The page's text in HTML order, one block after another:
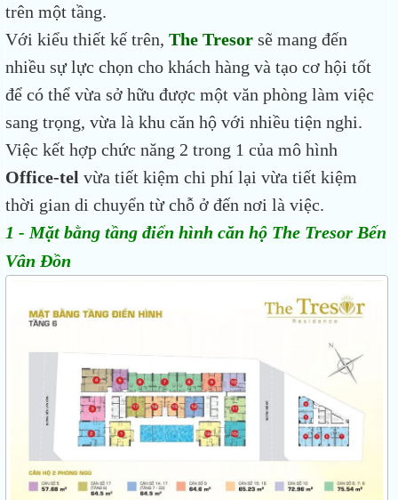
trên một tầng.
Với kiểu thiết kế trên, The Tresor sẽ mang đến
nhiều sự lực chọn cho khách hàng và tạo cơ hội tốt
để có thể vừa sở hữu được một văn phòng làm việc
sang trọng, vừa là khu căn hộ với nhiều tiện nghi.
Việc kết hợp chức năng 2 trong 1 của mô hình
Office-tel vừa tiết kiệm chi phí lại vừa tiết kiệm
thời gian di chuyển từ chỗ ở đến nơi là việc.
1 - Mặt bằng tầng điển hình căn hộ The Tresor Bến
Vân Đồn